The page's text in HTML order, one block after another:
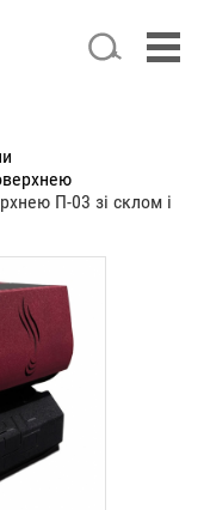
Search
П-03 зі склом і